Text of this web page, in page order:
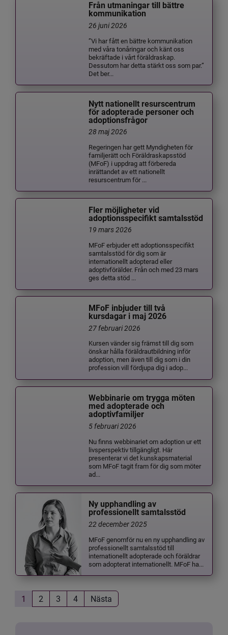
Från utmaningar till bättre
kommunikation
26 juni 2026
”Vi har fått en bättre kommunikation
med våra tonåringar och känt oss
bekräftade i vårt föräldraskap.
Dessutom har detta stärkt oss som par.”
Det ber...
Nytt nationellt resurscentrum
för adopterade personer och
adoptionsfrågor
28 maj 2026
Regeringen har gett Myndigheten för
familjerätt och Föräldraskapsstöd
(MFoF) i uppdrag att förbereda
inrättandet av ett nationellt
resurscentrum för ...
Fler möjligheter vid
adoptionsspecifikt samtalsstöd
19 mars 2026
MFoF erbjuder ett adoptionsspecifikt
samtalsstöd för dig som är
internationellt adopterad eller
adoptivförälder. Från och med 23 mars
ges detta stöd ...
MFoF inbjuder till två
kursdagar i maj 2026
27 februari 2026
Kursen vänder sig främst till dig som
önskar hålla föräldrautbildning inför
adoption, men även till dig som i din
profession vill fördjupa dig i adop...
Webbinarie om trygga möten
med adopterade och
adoptivfamiljer
5 februari 2026
Nu finns webbinariet om adoption ur ett
livsperspektiv tillgängligt. Här
presenterar vi det kunskapsmaterial
som MFoF tagit fram för dig som möter
ad...
Ny upphandling av
professionellt samtalsstöd
22 december 2025
MFoF genomför nu en ny upphandling av
professionellt samtalsstöd till
internationellt adopterade och föräldrar
som adopterat internationellt. MFoF ha...
1 2 3 4 Nästa